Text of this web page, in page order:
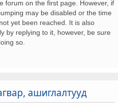
forum on the first page. However, if
may be disabled or the time
yet been reached. It is also
by replying to it, however, be sure
so.
ашиглалтууд